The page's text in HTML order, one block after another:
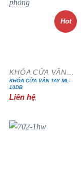
Hot
KHÓA CỬA VÂN TAY ML-
10DB
Liên hệ